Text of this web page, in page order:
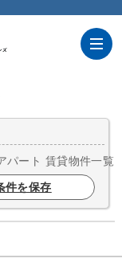
パート 賃貸物件一覧
件を保存